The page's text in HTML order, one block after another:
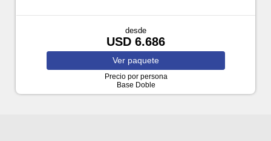
desde
USD 6.686
Ver paquete
Precio por persona
Base Doble